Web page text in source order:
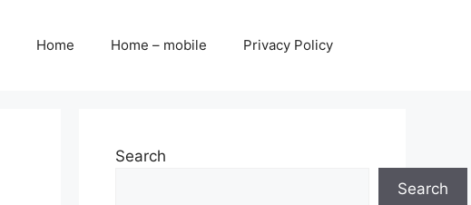
Home Home – mobile Privacy Policy
Search
Search